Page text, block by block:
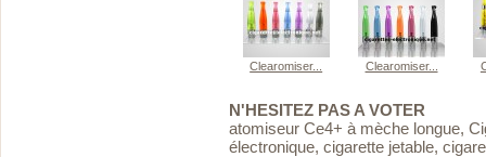
Clearomiser... Clearomiser...
N'HESITEZ PAS A VOTER
atomiseur Ce4+ à mèche longue,
électronique, cigarette jetable,